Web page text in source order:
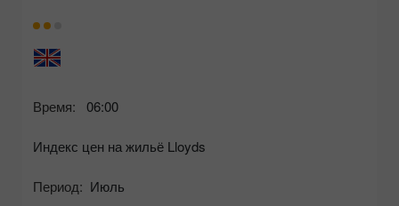
Время: 06:00
Индекс цен на жильё Lloyds
Период: Июль